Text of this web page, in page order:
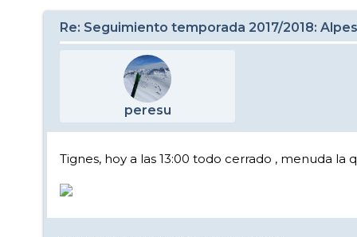
Re: Seguimiento temporada 2017/2018:
peresu
Tignes, hoy a las 13:00 todo cerrado , menuda la